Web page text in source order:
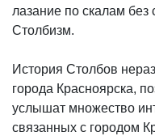
лазание по скалам
Столбизм.
История Столбов
города Красноярска,
услышат множество
связанных с городом